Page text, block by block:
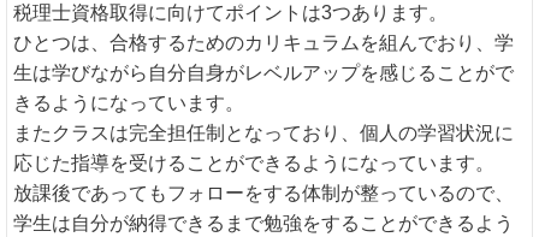
税理士資格取得に向けてポイントは3つあります。
ひとつは、合格するためのカリキュラムを組んでおり、学
生は学びながら自分自身がレベルアップを感じることがで
きるようになっています。
またクラスは完全担任制となっており、個人の学習状況に
応じた指導を受けることができるようになっています。
放課後であってもフォローをする体制が整っているので、
学生は自分が納得できるまで勉強をすることができるよう